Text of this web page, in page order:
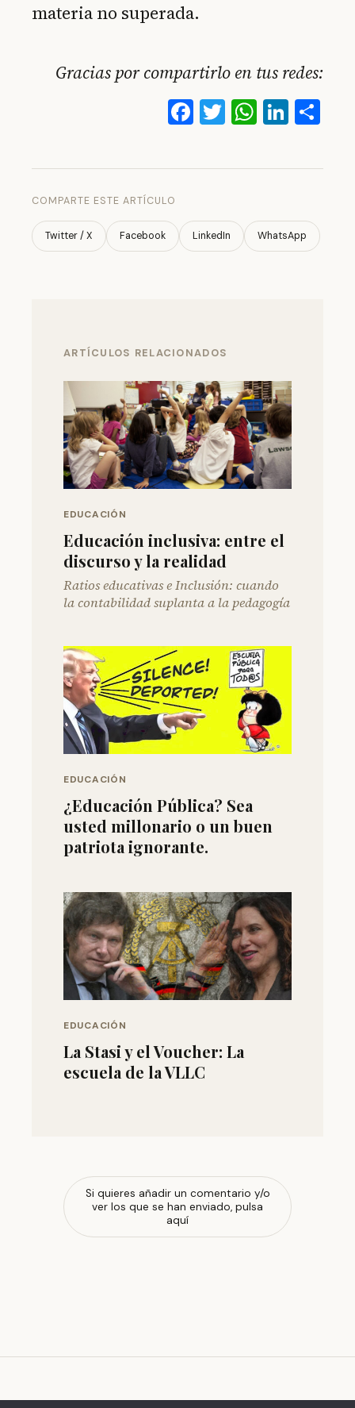
materia no superada.
Gracias por compartirlo en tus redes:
Facebook
Twitter
COMPARTE ESTE ARTÍCULO
Twitter / X Facebook LinkedIn WhatsApp
ARTÍCULOS RELACIONADOS
EDUCACIÓN
Educación inclusiva: entre el
discurso y la realidad
Ratios educativas e Inclusión: cuando
la contabilidad suplanta a la pedagogía
EDUCACIÓN
¿Educación Pública? Sea
usted millonario o un buen
patriota ignorante.
EDUCACIÓN
La Stasi y el Voucher: La
escuela de la VLLC
Si quieres añadir un comentario y/o
ver los que se han enviado, pulsa
aquí